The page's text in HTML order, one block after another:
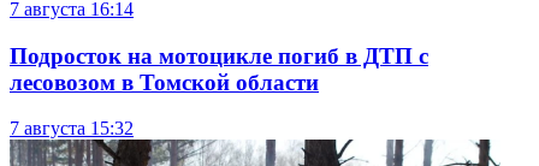
7 августа 16:14
Подросток на мотоцикле погиб в ДТП с
лесовозом в Томской области
7 августа 15:32